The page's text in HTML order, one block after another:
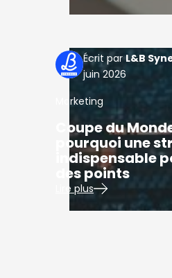
L&B
juin 2026
Marketing
Coupe du
pourquoi une
indispensable
des points
Lire plus